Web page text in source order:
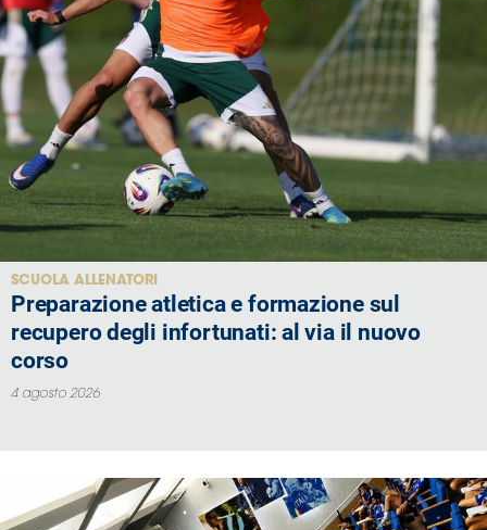
Cerca
Whistleblowing
Area
Media
Contatti
Assicurazione
SCUOLA ALLENATORI
Preparazione atletica e formazione sul
recupero degli infortunati: al via il nuovo
corso
4 agosto 2026